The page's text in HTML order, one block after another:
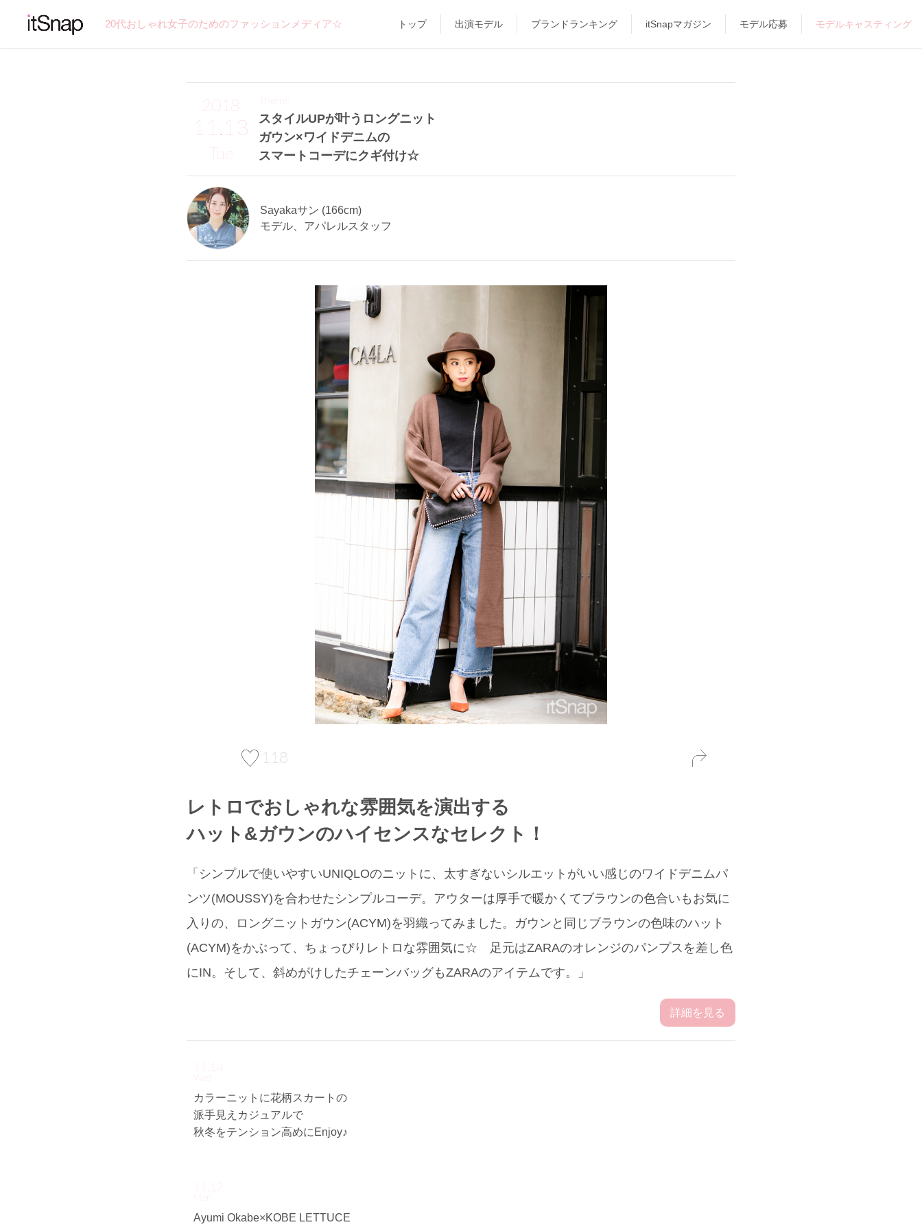
20代おしゃれ女子のためのファッションメディア☆ トップ 出演モデル ブランドランキング itSnapマガジン モデル応募 モデルキャスティング
2018
11.13
Tue
スタイルUPが叶うロングニット
ガウン×ワイドデニムの
スマートコーデにクギ付け☆
Theme
Sayakaサン (166cm)
モデル、アパレルスタッフ
118
レトロでおしゃれな雰囲気を演出する
ハット&ガウンのハイセンスなセレクト！
「シンプルで使いやすいUNIQLOのニットに、太すぎないシルエットがいい感じのワイドデニムパ
ンツ(MOUSSY)を合わせたシンプルコーデ。アウターは厚手で暖かくてブラウンの色合いもお気に
入りの、ロングニットガウン(ACYM)を羽織ってみました。ガウンと同じブラウンの色味のハット
(ACYM)をかぶって、ちょっぴりレトロな雰囲気に☆ 足元はZARAのオレンジのパンプスを差し色
にIN。そして、斜めがけしたチェーンバッグもZARAのアイテムです。」
詳細を見る
11.14
Wed
カラーニットに花柄スカートの
派手見えカジュアルで
秋冬をテンション高めにEnjoy♪
Ayumi Okabe×KOBE LETTUCE